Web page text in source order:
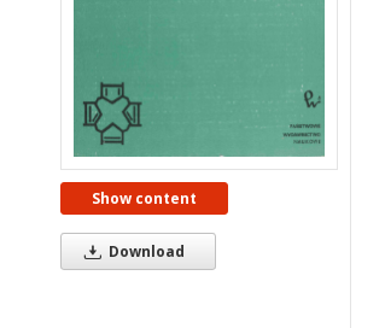
Show content
Download